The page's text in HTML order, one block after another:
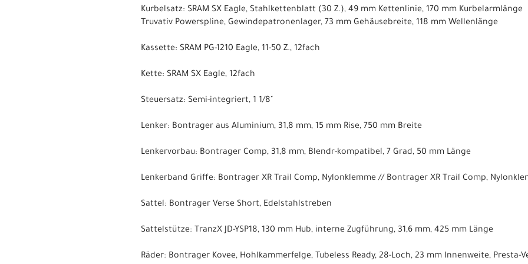
Kurbelsatz: SRAM SX Eagle, Stahlkettenblatt (30 Z.), 49 mm Kettenlinie, 170 mm Kurbelarmlänge
Truvativ Powerspline, Gewindepatronenlager, 73 mm Gehäusebreite, 118 mm Wellenlänge
Kassette: SRAM PG-1210 Eagle, 11-50 Z., 12fach
Kette: SRAM SX Eagle, 12fach
Steuersatz: Semi-integriert, 1 1/8"
Lenker: Bontrager aus Aluminium, 31,8 mm, 15 mm Rise, 750 mm Breite
Lenkervorbau: Bontrager Comp, 31,8 mm, Blendr-kompatibel, 7 Grad, 50 mm Länge
Lenkerband Griffe: Bontrager XR Trail Comp, Nylonklemme // Bontrager XR Trail Comp,
Sattel: Bontrager Verse Short, Edelstahlstreben
Sattelstütze: TranzX JD-YSP18, 130 mm Hub, interne Zugführung, 31,6 mm, 425 mm Länge
Räder: Bontrager Kovee, Hohlkammerfelge, Tubeless Ready, 28-Loch, 23 mm Innenweite, Presta-